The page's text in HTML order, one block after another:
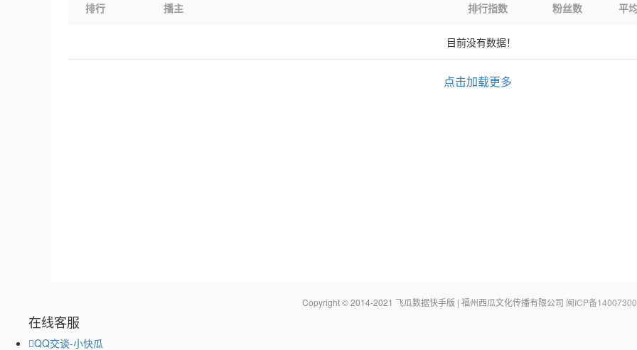
排行 播主 排行指数 粉丝数 平
目前没有数据！
点击加载更多
Copyright © 2014-2021 飞瓜数据快手版 | 福州西瓜文化传播有限公司 闽ICP备
在线客服
QQ交谈-小快瓜